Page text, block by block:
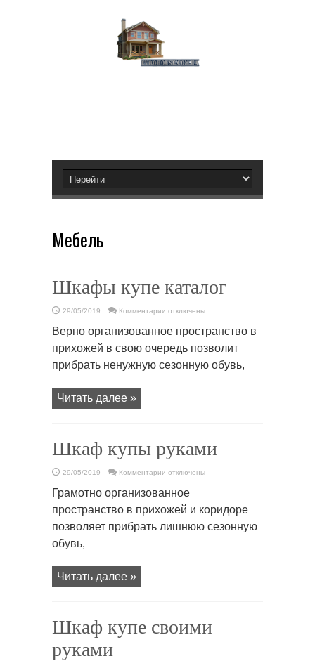
Мебель
Шкафы купе каталог
29/05/2019 Комментарии
купе
отключены
Верно организованное пространство в
прихожей в свою очередь позволит
прибрать ненужную сезонную обувь,
Читать далее »
Шкаф купы руками
29/05/2019 Комментарии
купы
отключены
Грамотно организованное
пространство в прихожей и коридоре
позволяет прибрать лишнюю сезонную
обувь,
Читать далее »
Шкаф купе своими
руками